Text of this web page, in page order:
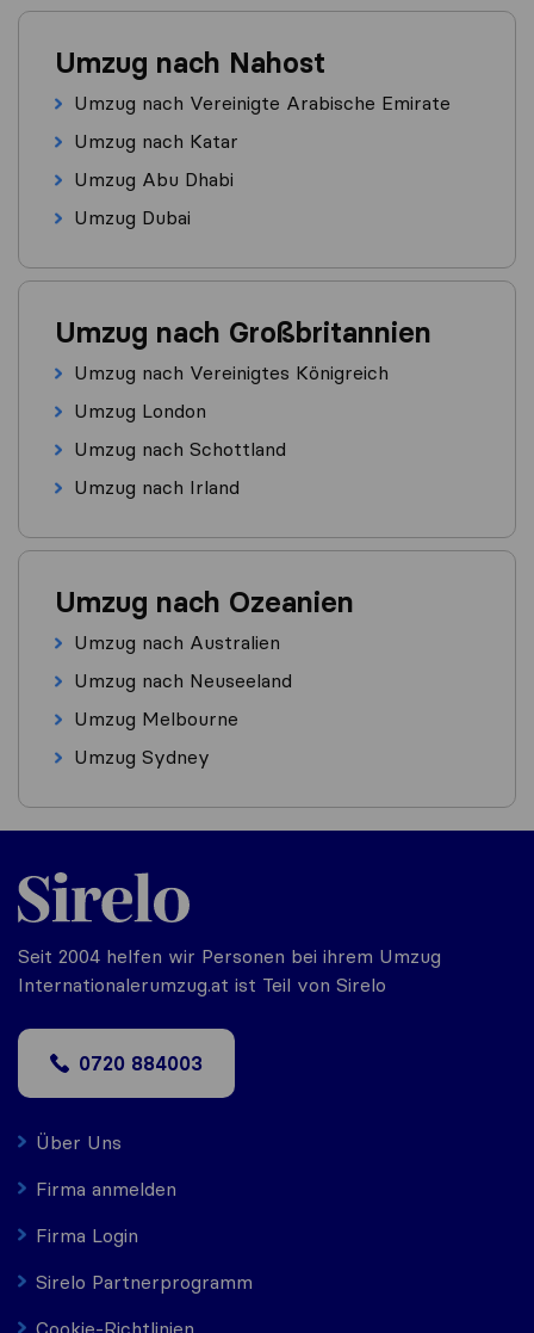
Umzug nach Nahost
Umzug nach Vereinigte Arabische Emirate
Umzug nach Katar
Umzug Abu Dhabi
Umzug Dubai
Umzug nach Großbritannien
Umzug nach Vereinigtes Königreich
Umzug London
Umzug nach Schottland
Umzug nach Irland
Umzug nach Ozeanien
Umzug nach Australien
Umzug nach Neuseeland
Umzug Melbourne
Umzug Sydney
Seit 2004 helfen wir Personen bei ihrem Umzug
Internationalerumzug.at ist Teil von Sirelo
0720 884003
Über Uns
Firma anmelden
Firma Login
Sirelo Partnerprogramm